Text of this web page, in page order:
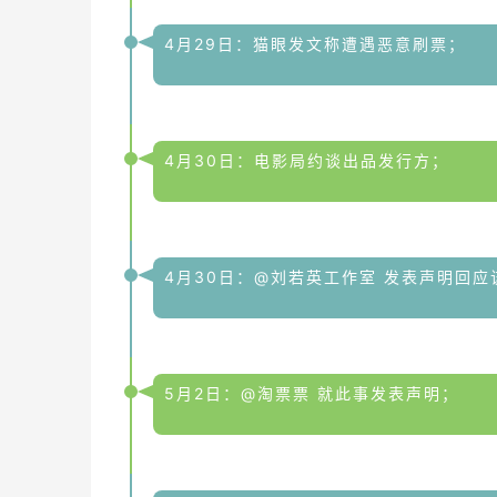
4月29日：猫眼发文称遭遇恶意刷票；
4月30日：电影局约谈出品发行方；
4月30日：@刘若英工作室 发表声明回应
5月2日：@淘票票 就此事发表声明；